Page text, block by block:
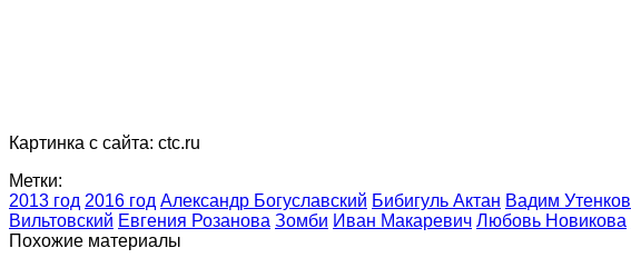
Картинка с сайта: ctc.ru
Метки:
2013 год 2016 год Александр Богуславский Бибигуль Актан Вадим Утенков
Вильтовский Евгения Розанова Зомби Иван Макаревич Любовь Новикова
Похожие материалы